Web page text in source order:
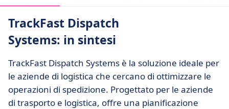
TrackFast Dispatch
Systems: in sintesi
TrackFast Dispatch Systems è la soluzione ideale per
le aziende di logistica che cercano di ottimizzare le
operazioni di spedizione. Progettato per le aziende
di trasporto e logistica, offre una pianificazione